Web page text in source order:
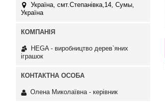
Україна, смт.Степанівка,14, Cумы,
Україна
HEGA - виробництво дерев`яних
іграшок
Олена Миколаївна - керівник